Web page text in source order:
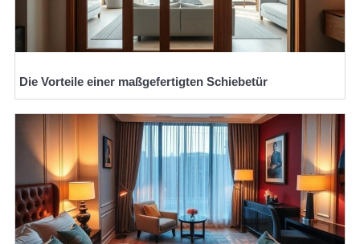
Die Vorteile einer maßgefertigten Schiebetür